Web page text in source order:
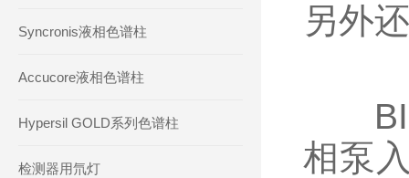
Syncronis液相色谱柱
Accucore液相色谱柱
Hypersil GOLD系列色谱柱
检测器用氘灯
另外
相泵